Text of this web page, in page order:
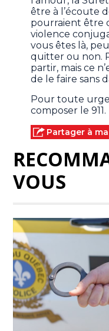
être à l’écoute
pourraient être
violence
vous êtes là,
quitter ou non.
partir, mais ce
de le faire sans
Pour toute
composer le 911.
Partager à
VOUS